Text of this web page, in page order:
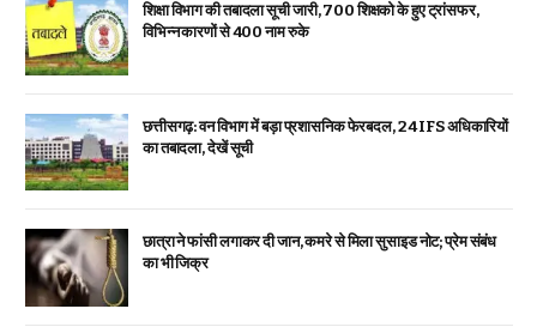
शिक्षा विभाग की तबादला सूची जारी, 700 शिक्षको के हुए ट्रांसफर,
विभिन्न कारणों से 400 नाम रुके
छत्तीसगढ़: वन विभाग में बड़ा प्रशासनिक फेरबदल, 24 IFS अधिकारियों
का तबादला, देखें सूची
छात्रा ने फांसी लगाकर दी जान, कमरे से मिला सुसाइड नोट; प्रेम संबंध
का भी जिक्र